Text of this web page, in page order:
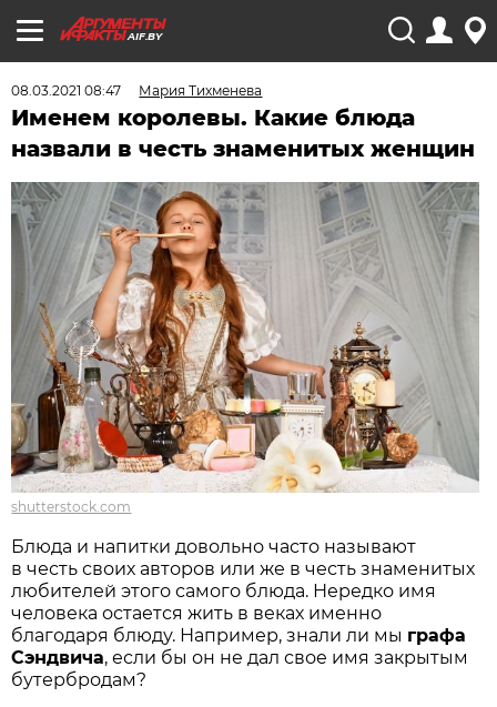
AIF.BY
08.03.2021 08:47 Мария Тихменева
Именем королевы. Какие блюда
назвали в честь знаменитых женщин
shutterstock.com
Блюда и напитки довольно часто называют
в честь своих авторов или же в честь знаменитых
любителей этого самого блюда. Нередко имя
человека остается жить в веках именно
благодаря блюду. Например, знали ли мы графа
Сэндвича, если бы он не дал свое имя закрытым
бутербродам?